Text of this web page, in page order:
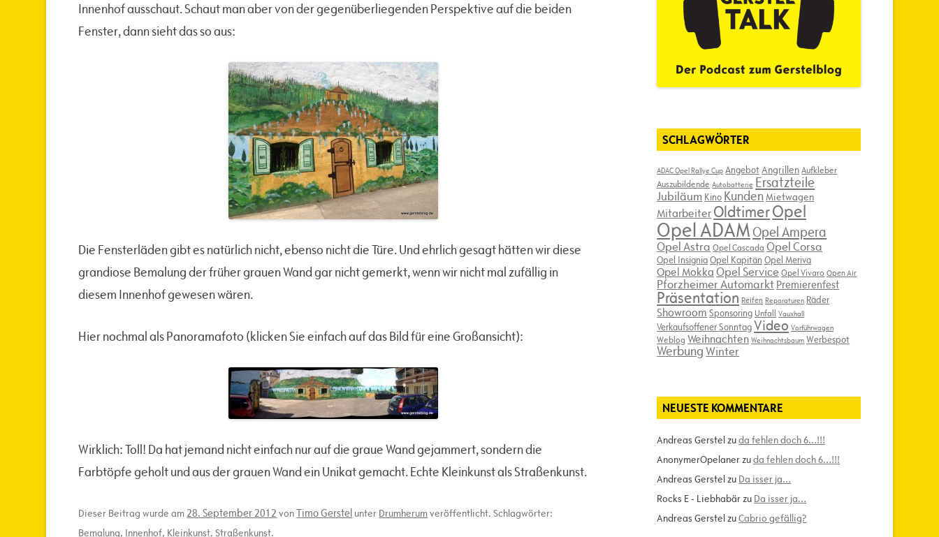
Innenhof ausschaut. Schaut man aber von der gegenüberliegenden Perspektive auf die beiden
Fenster, dann sieht das so aus:
Die Fensterläden gibt es natürlich nicht, ebenso nicht die Türe. Und ehrlich gesagt hätten wir diese
grandiose Bemalung der früher grauen Wand gar nicht gemerkt, wenn wir nicht mal zufällig in
diesem Innenhof gewesen wären.
Hier nochmal als Panoramafoto (klicken Sie einfach auf das Bild für eine Großansicht):
Wirklich: Toll! Da hat jemand nicht einfach nur auf die graue Wand gejammert, sondern die
Farbtöpfe geholt und aus der grauen Wand ein Unikat gemacht. Echte Kleinkunst als Straßenkunst.
Dieser Beitrag wurde am28. September 2012 vonTimo Gerstel unter Drumherumveröffentlicht. Schlagwörter:
Bemalung, Innenhof, Kleinkunst,Straßenkunst.
SCHLAGWÖRTER
ADAC Opel Rallye Cup AngebotAngrillenAufkleber
Auszubildende Autobatterie Ersatzteile
Jubiläum Kino Kunden Mietwagen
Mitarbeiter OldtimerOpel
Opel ADAM Opel Ampera
Opel Astra Opel Cascada Opel Corsa
Opel InsigniaOpel Kapitän Opel Meriva
Opel Mokka Opel ServiceOpel Vivaro Open Air
Pforzheimer Automarkt Premierenfest
Präsentation Reifen Reparaturen Räder
Showroom Sponsoring Unfall Vauxhall
Verkaufsoffener SonntagVideo Vorführwagen
Weblog Weihnachten Weihnachtsbaum Werbespot
WerbungWinter
NEUESTE KOMMENTARE
Andreas Gerstelzuda fehlen doch 6…!!!
AnonymerOpelanerzuda fehlen doch 6…!!!
Andreas Gerstelzu Da isser ja…
Rocks E - Liebhabärzu Da isser ja…
Andreas GerstelzuCabrio gefällig?